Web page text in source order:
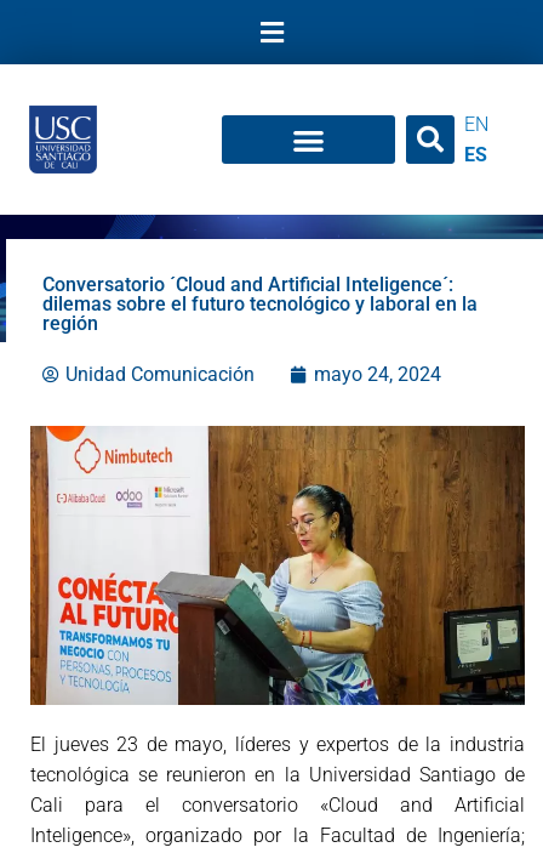
EN
ES
Conversatorio ´Cloud and Artificial Inteligence´:
dilemas sobre el futuro tecnológico y laboral en la
región
Unidad Comunicación mayo 24, 2024
El jueves 23 de mayo, líderes y expertos de la industria
tecnológica se reunieron en la Universidad Santiago de
Cali para el conversatorio «Cloud and Artificial
Inteligence», organizado por la Facultad de Ingeniería;